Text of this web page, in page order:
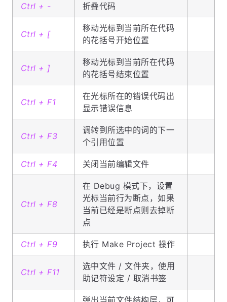
Ctrl + - 折叠代码
Ctrl + [
移动光标到当前所在代码
的花括号开始位置
Ctrl + ]
移动光标到当前所在代码
的花括号结束位置
Ctrl + F1
在光标所在的错误代码出
显示错误信息
Ctrl + F3
调转到所选中的词的下一
个引用位置
Ctrl + F4 关闭当前编辑文件
Ctrl + F8
在 Debug 模式下，设置
光标当前行为断点，如果
当前已经是断点则去掉断
点
Ctrl + F9 执行 Make Project 操作
Ctrl + F11
选中文件 / 文件夹，使用
助记符设定 / 取消书签